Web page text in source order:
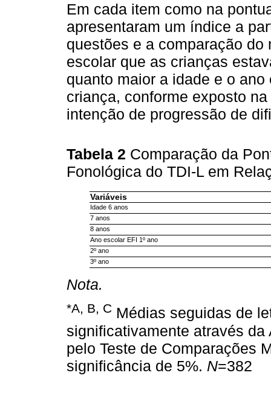
Em cada item como na
apresentaram um índice a
questões e a comparação
escolar que as crianças
quanto maior a idade e o
criança, conforme exposto na
intenção de progressão de
Tabela 2 Comparação da
Fonológica do TDI-L em
Variáveis
Idade 6 anos
7 anos
8 anos
Ano escolar EFI 1º ano
2º ano
3º ano
Nota.
*A, B, C Médias seguidas de
significativamente através
pelo Teste de Comparações
significância de 5%. N=382